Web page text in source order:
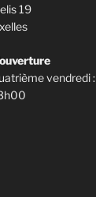
19
vendredi :